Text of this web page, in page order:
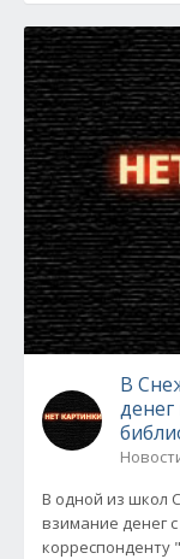
В
В одной из школ
взимание денег
корреспонденту